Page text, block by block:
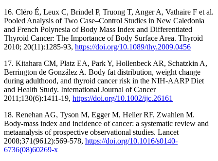
16. Cléro É, Leux C, Brindel P, Truong T, Anger A, Vathaire F et al.
Pooled Analysis of Two Case–Control Studies in New Caledonia
and French Polynesia of Body Mass Index and Differentiated
Thyroid Cancer: The Importance of Body Surface Area. Thyroid
2010; 20(11):1285-93, https://doi.org/10.1089/thy.2009.0456
17. Kitahara CM, Platz EA, Park Y, Hollenbeck AR, Schatzkin A,
Berrington de González A. Body fat distribution, weight change
during adulthood, and thyroid cancer risk in the NIH-AARP Diet
and Health Study. International Journal of Cancer
2011;130(6):1411-19, https://doi.org/10.1002/ijc.26161
18. Renehan AG, Tyson M, Egger M, Heller RF, Zwahlen M.
Body-mass index and incidence of cancer: a systematic review and
metaanalysis of prospective observational studies. Lancet
2008;371(9612):569-578, https://doi.org/10.1016/s0140-
6736(08)60269-x